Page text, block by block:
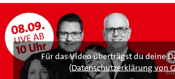
Für das Video überträgst du deine
(Datenschutzerklärung von